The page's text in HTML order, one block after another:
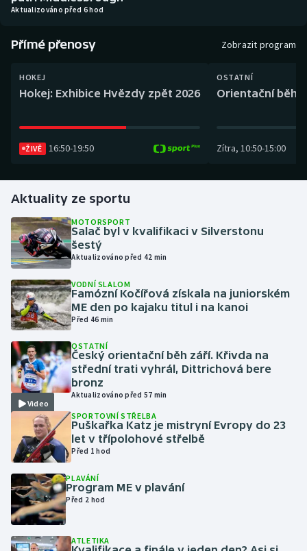
Curling
Dostihy
Futsal
Golf
Gymnastika
Házená
Jezdectví
Judo
Krasobruslení
Lezení
Lyže a snowboard
Moderní pětiboj
Motorsport
Olympijské hry
Parasport
Aktualizováno před 6 hod
Přímé přenosy Zobrazit program
HOKEJ
Hokej: Exhibice Hvězdy zpět 2026
ŽIVĚ 16:50-19:50
OSTATNÍ
Orientační běh:
Zítra, 10:50-15:00
Aktuality ze sportu
MOTORSPORT
Salač byl v kvalifikaci v Silverstonu
šestý
Aktualizováno před 42 min
VODNÍ SLALOM
Famózní Kočířová získala na juniorském
ME den po kajaku titul i na kanoi
Před 46 min
Video
OSTATNÍ
Český orientační běh září. Křivda na
střední trati vyhrál, Dittrichová bere
bronz
Aktualizováno před 57 min
SPORTOVNÍ STŘELBA
Puškařka Katz je mistryní Evropy do 23
let v třípolohové střelbě
Před 1 hod
PLAVÁNÍ
Program ME v plavání
Před 2 hod
ATLETIKA